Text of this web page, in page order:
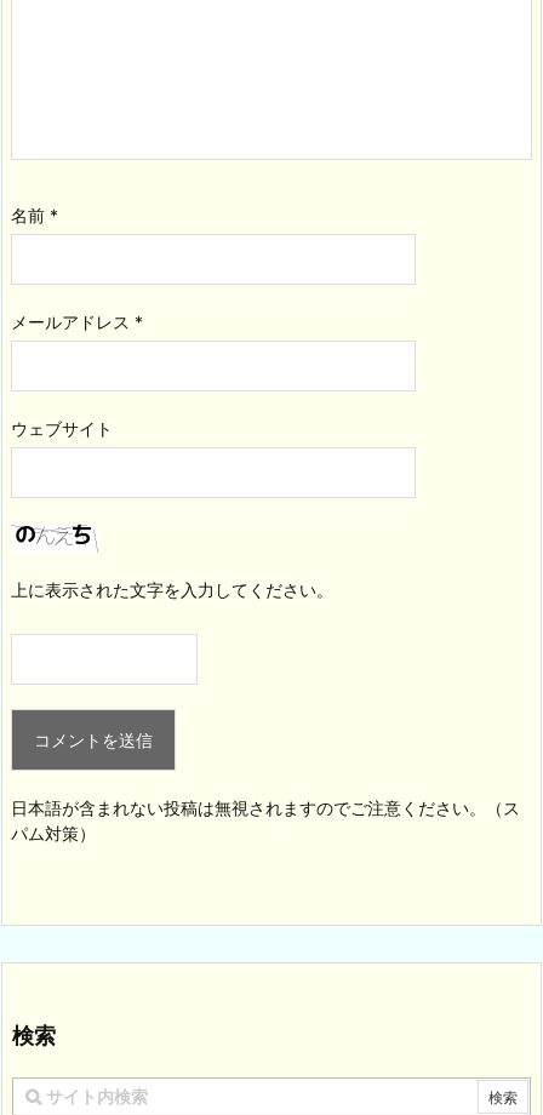
名前 *
メールアドレス *
ウェブサイト
上に表示された文字を入力してください。
日本語が含まれない投稿は無視されますのでご注意ください。（ス
パム対策）
検索